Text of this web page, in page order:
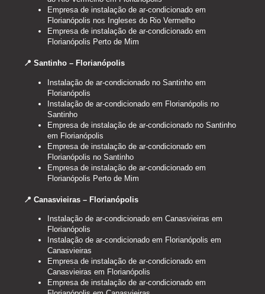
Empresa de instalação de ar-condicionado em
Florianópolis nos Ingleses do Rio Vermelho
Empresa de instalação de ar-condicionado em
Florianópolis Perto de Mim
📍 Santinho – Florianópolis
Instalação de ar-condicionado no Santinho em
Florianópolis
Instalação de ar-condicionado em Florianópolis no
Santinho
Empresa de instalação de ar-condicionado no Santinho
em Florianópolis
Empresa de instalação de ar-condicionado em
Florianópolis no Santinho
Empresa de instalação de ar-condicionado em
Florianópolis Perto de Mim
📍 Canasvieiras – Florianópolis
Instalação de ar-condicionado em Canasvieiras em
Florianópolis
Instalação de ar-condicionado em Florianópolis em
Canasvieiras
Empresa de instalação de ar-condicionado em
Canasvieiras em Florianópolis
Empresa de instalação de ar-condicionado em